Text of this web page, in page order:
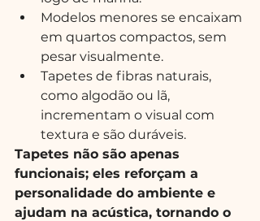
Modelos menores se encaixam
em quartos compactos, sem
pesar visualmente.
Tapetes de fibras naturais,
como algodão ou lã,
incrementam o visual com
textura e são duráveis.
Tapetes não são apenas
funcionais; eles reforçam a
personalidade do ambiente e
ajudam na acústica, tornando o